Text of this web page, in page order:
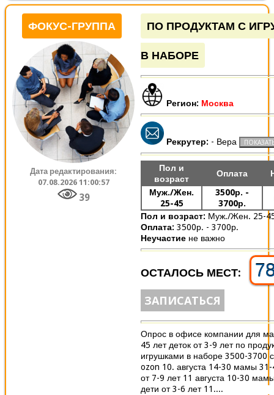
ФОКУС-ГРУППА
Дата редактирования:
07.08.2026 11:00:57
39
ПО ПРОДУКТАМ С
В НАБОРЕ
Регион: Москва
Рекрутер: - Вера
Пол и
возраст
Оплата
Муж./Жен.
25-45
3500р. -
3700р.
Пол и возраст: Муж./Жен. 25-
Оплата: 3500р. - 3700р.
Неучастие не важно
ОСТАЛОСЬ МЕСТ:
ЗАПИСАТЬСЯ
Опрос в офисе компании для
45 лет деток от 3-9 лет по
игрушками в наборе 3500-3700
ozon 10. августа 14-30 мамы 31-
от 7-9 лет 11 августа 10-30
дети от 3-6 лет 11....